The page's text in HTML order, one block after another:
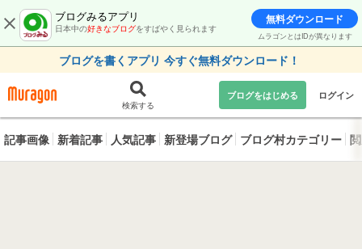
ブログみるアプリ
日本中の好きなブログをすばやく見られます
無料ダウンロード
ムラゴンとはIDが異なります
ブログを書くアプリ 今すぐ無料ダウンロード！
検索する
ブログをはじめる ログイン
記事画像 新着記事 人気記事 新登場ブログ ブログ村カテゴリー